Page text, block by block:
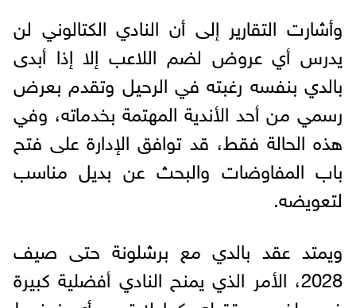
وأشارت التقارير إلى أن النادي الكتالوني لن
يدرس أي عروض لضم اللاعب إلا إذا أبدى
بالدي بنفسه رغبته في الرحيل وتقدم بعرض
رسمي من أحد الأندية المهتمة بخدماته، وفي
هذه الحالة فقط، قد توافق الإدارة على فتح
باب المفاوضات والبحث عن بديل مناسب
لتعويضه.
ويمتد عقد بالدي مع برشلونة حتى صيف
2028، الأمر الذي يمنح النادي أفضلية كبيرة